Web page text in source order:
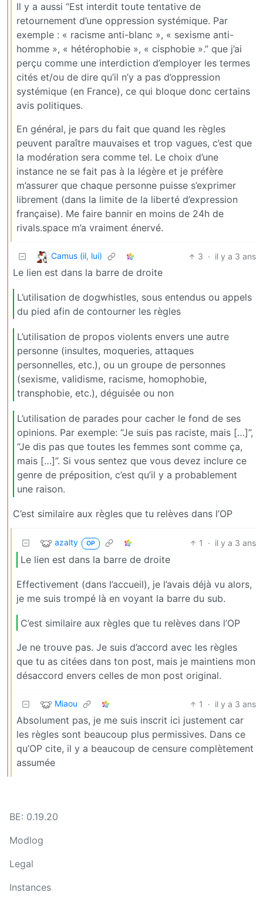
Il y a aussi “Est interdit toute tentative de
retournement d’une oppression systémique. Par
exemple : « racisme anti-blanc », « sexisme anti-
homme », « hétérophobie », « cisphobie ».” que j’ai
perçu comme une interdiction d’employer les termes
cités et/ou de dire qu’il n’y a pas d’oppression
systémique (en France), ce qui bloque donc certains
avis politiques.
En général, je pars du fait que quand les règles
peuvent paraître mauvaises et trop vagues, c’est que
la modération sera comme tel. Le choix d’une
instance ne se fait pas à la légère et je préfère
m’assurer que chaque personne puisse s’exprimer
librement (dans la limite de la liberté d’expression
française). Me faire bannir en moins de 24h de
rivals.space m’a vraiment énervé.
Camus (il, lui) 3 · il y a 3 ans
Le lien est dans la barre de droite
L’utilisation de dogwhistles, sous entendus ou appels
du pied afin de contourner les règles
L’utilisation de propos violents envers une autre
personne (insultes, moqueries, attaques
personnelles, etc.), ou un groupe de personnes
(sexisme, validisme, racisme, homophobie,
transphobie, etc.), déguisée ou non
L’utilisation de parades pour cacher le fond de ses
opinions. Par exemple: “Je suis pas raciste, mais […]”,
“Je dis pas que toutes les femmes sont comme ça,
mais […]”. Si vous sentez que vous devez inclure ce
genre de préposition, c’est qu’il y a probablement
une raison.
C’est similaire aux règles que tu relèves dans l’OP
azalty OP 1 · il y a 3 ans
Le lien est dans la barre de droite
Effectivement (dans l’accueil), je l’avais déjà vu alors,
je me suis trompé là en voyant la barre du sub.
C’est similaire aux règles que tu relèves dans l’OP
Je ne trouve pas. Je suis d’accord avec les règles
que tu as citées dans ton post, mais je maintiens mon
désaccord envers celles de mon post original.
Miaou 1 · il y a 3 ans
Absolument pas, je me suis inscrit ici justement car
les règles sont beaucoup plus permissives. Dans ce
qu’OP cite, il y a beaucoup de censure complètement
assumée
BE: 0.19.20
Modlog
Legal
Instances